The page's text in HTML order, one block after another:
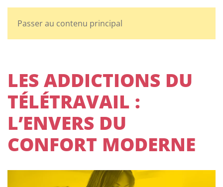
Passer au contenu principal
LES ADDICTIONS DU
TÉLÉTRAVAIL :
L’ENVERS DU
CONFORT MODERNE